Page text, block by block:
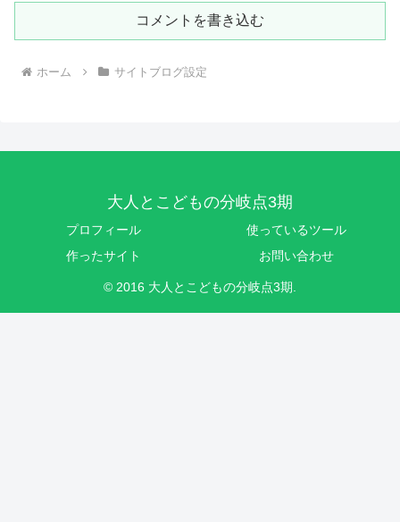
コメントを書き込む
ホーム サイトブログ設定
大人とこどもの分岐点3期
プロフィール
使っているツール
作ったサイト
お問い合わせ
© 2016 大人とこどもの分岐点3期.